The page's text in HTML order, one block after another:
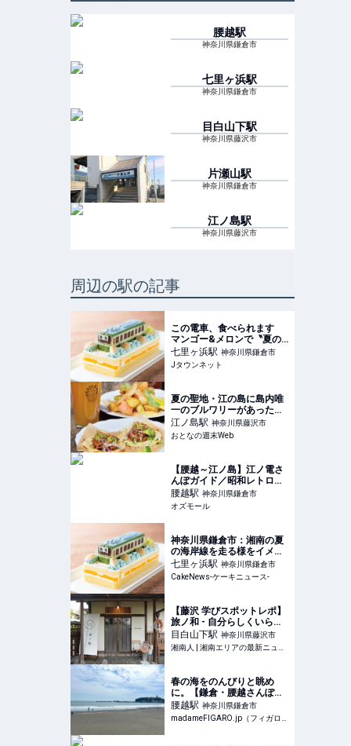
腰越駅
神奈川県鎌倉市
七里ヶ浜駅
神奈川県鎌倉市
目白山下駅
神奈川県藤沢市
片瀬山駅
神奈川県鎌倉市
江ノ島駅
神奈川県藤沢市
周辺の駅の記事
この電車、食べられます
マンゴー&メロンで〝夏の
湘南〟表現した「江ノ電ケ
ーキ」第二弾【7／8～9／
23】｜Jタウンネット
七里ヶ浜駅 神奈川県鎌倉市
Jタウンネット
夏の聖地・江の島に島内唯
一のブルワリーがあった。
古民家を改装したタップル
ームで、できたてのフレッ
シュな一杯を
江ノ島駅 神奈川県藤沢市
おとなの週末Web
【腰越～江ノ島】江ノ電さ
んぽガイド／昭和レトロな
通りで、日用雑貨のお買い
物やスイーツ巡りを -
腰越駅 神奈川県鎌倉市
オズモール
神奈川県鎌倉市：湘南の夏
の海岸線を走る様をイメー
ジ「江ノ電ケーキ」第2
弾、7月8日より夏季限定登
七里ヶ浜駅 神奈川県鎌倉市
CakeNews-ケーキニュース-
【藤沢 学びスポットレポ】
旅ノ和 - 自分らしくいられ
る場所、旅ノ和という選択 |
湘南人
目白山下駅 神奈川県藤沢市
湘南人 | 湘南エリアの最新ニュース・グルメ・イベント穴場情報満載！
春の海をのんびりと眺め
に。【鎌倉・腰越さんぽ】 |
madameFIGARO.jp（フィ
ガロジャポン）
腰越駅 神奈川県鎌倉市
madameFIGARO.jp（フィガロジャポン） | 雑誌「フィガロジャポン」の公式サイト。ファッション、ビューティ、旅、グルメ、カルチャー、インテリアのトレンドはもちろん、占いやパリなど、ここでし